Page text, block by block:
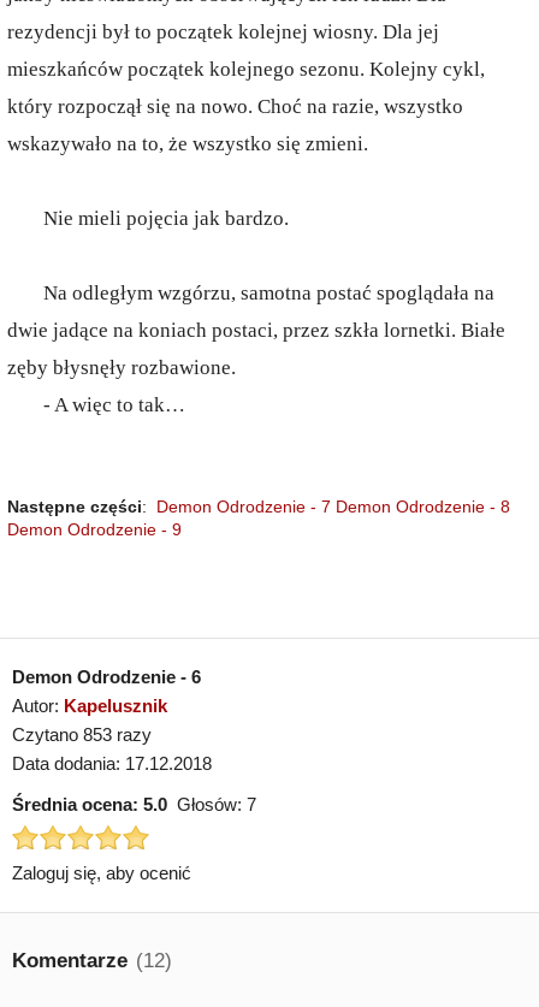
rezydencji był to początek kolejnej wiosny. Dla jej
mieszkańców początek kolejnego sezonu. Kolejny cykl,
który rozpoczął się na nowo. Choć na razie, wszystko
wskazywało na to, że wszystko się zmieni.
Nie mieli pojęcia jak bardzo.
Na odległym wzgórzu, samotna postać spoglądała na
dwie jadące na koniach postaci, przez szkła lornetki. Białe
zęby błysnęły rozbawione.
- A więc to tak…
Następne części: Demon Odrodzenie - 7 Demon Odrodzenie - 8
Demon Odrodzenie - 9
Demon Odrodzenie - 6
Autor: Kapelusznik
Czytano 853 razy
Data dodania: 17.12.2018
Średnia ocena: 5.0 Głosów: 7
Zaloguj się, aby ocenić
Komentarze (12)